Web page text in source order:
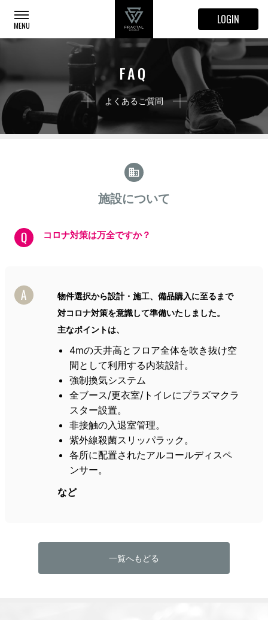
LOGIN
FAQ
よくあるご質問
施設について
コロナ対策は万全ですか？
物件選択から設計・施工、備品購入に至るまで
対コロナ対策を意識して準備いたしました。
主なポイントは、
4mの天井高とフロア全体を吹き抜け空
間として利用する内装設計。
強制換気システム
全ブース/更衣室/トイレにプラズマクラ
スター設置。
非接触の入退室管理。
紫外線殺菌スリッパラック。
各所に配置されたアルコールディスペ
ンサー。
など
一覧へもどる